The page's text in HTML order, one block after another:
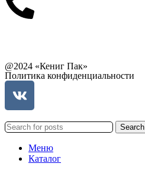
@2024 «Кениг Пак»
Политика конфиденциальности
Search
Меню
Каталог